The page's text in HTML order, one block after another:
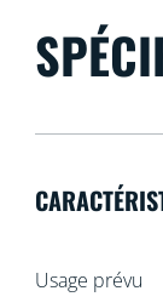
Usage prévu